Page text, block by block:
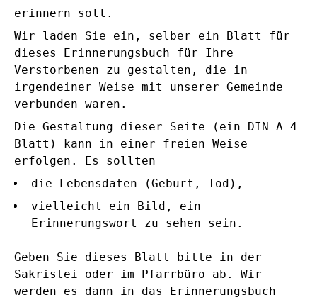
erinnern soll.
Wir laden Sie ein, selber ein Blatt für
dieses Erinnerungsbuch für Ihre
Verstorbenen zu gestalten, die in
irgendeiner Weise mit unserer Gemeinde
verbunden waren.
Die Gestaltung dieser Seite (ein DIN A 4
Blatt) kann in einer freien Weise
erfolgen. Es sollten
die Lebensdaten (Geburt, Tod),
vielleicht ein Bild, ein
Erinnerungswort zu sehen sein.
Geben Sie dieses Blatt bitte in der
Sakristei oder im Pfarrbüro ab. Wir
werden es dann in das Erinnerungsbuch